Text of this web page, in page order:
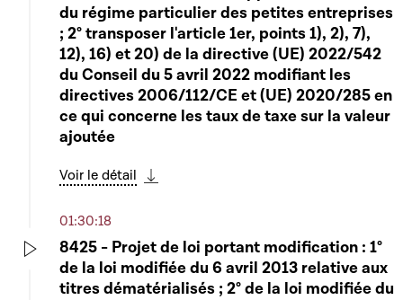
du régime particulier des petites entreprises
; 2° transposer l'article 1er, points 1), 2), 7),
12), 16) et 20) de la directive (UE) 2022/542
du Conseil du 5 avril 2022 modifiant les
directives 2006/112/CE et (UE) 2020/285 en
ce qui concerne les taux de taxe sur la valeur
ajoutée
Voir le détail
01:30:18
8425 - Projet de loi portant modification : 1°
de la loi modifiée du 6 avril 2013 relative aux
titres dématérialisés ; 2° de la loi modifiée du